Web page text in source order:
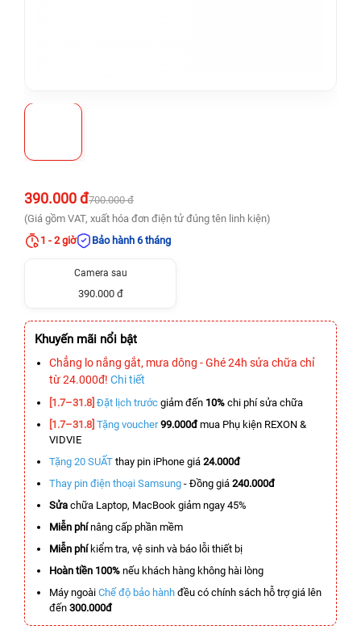
390.000 đ700.000 đ
(Giá gồm VAT, xuất hóa đơn điện tử đúng tên linh kiện)
1 - 2 giờ
Bảo hành 6 tháng
Camera sau
390.000 đ
Khuyến mãi nổi bật
Chẳng lo nắng gắt, mưa dông - Ghé 24h sửa chữa chỉ
từ 24.000đ! Chi tiết
[1.7–31.8] Đặt lịch trước giảm đến 10% chi phí sửa chữa
[1.7–31.8] Tặng voucher 99.000đmua Phụ kiện REXON &
VIDVIE
Tặng 20 SUẤT thay pin iPhone giá 24.000đ
Thay pin điện thoại Samsung - Đồng giá 240.000đ
Sửa chữa Laptop, MacBook giảm ngay 45%
Miễn phínâng cấp phần mềm
Miễn phíkiểm tra, vệ sinh và báo lỗi thiết bị
Hoàn tiền 100% nếu khách hàng không hài lòng
Máy ngoài Chế độ bảo hành đều có chính sách hỗ trợ giá lên
đến 300.000đ